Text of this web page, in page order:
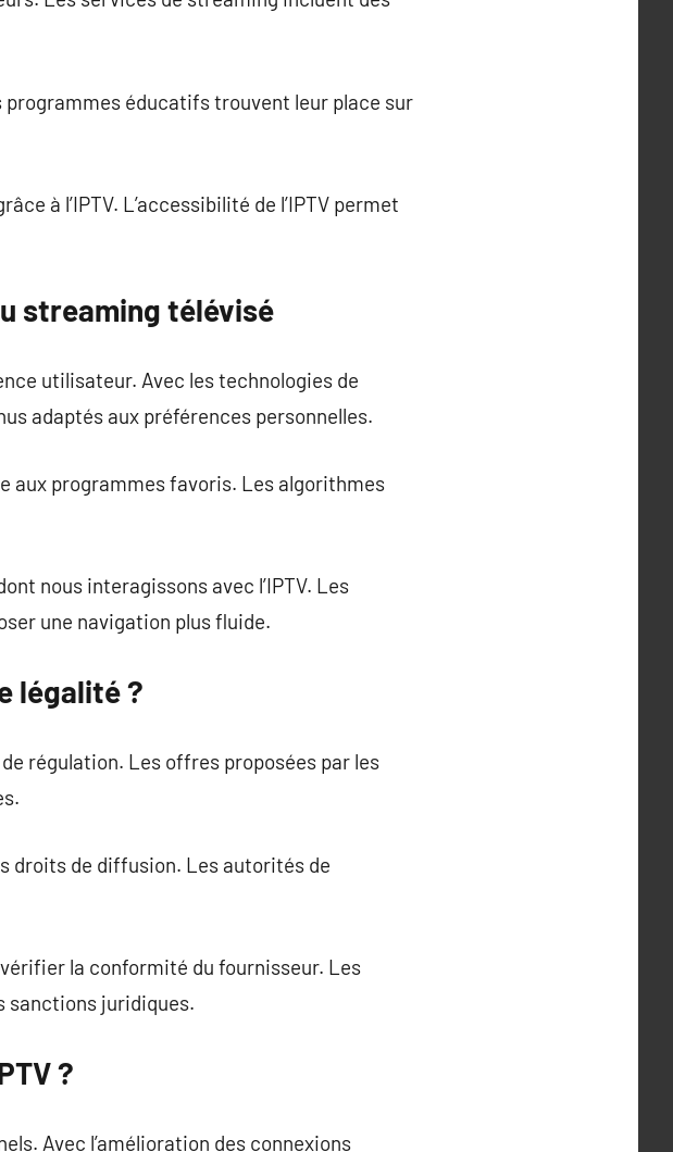
éducatifs trouvent leur place sur
à l’IPTV. L’accessibilité de l’IPTV permet
streaming télévisé
utilisateur. Avec les technologies de
adaptés aux préférences personnelles.
aux programmes favoris. Les algorithmes
nous interagissons avec l’IPTV. Les
une navigation plus fluide.
légalité ?
régulation. Les offres proposées par les
droits de diffusion. Les autorités de
la conformité du fournisseur. Les
sanctions juridiques.
?
Avec l’amélioration des connexions